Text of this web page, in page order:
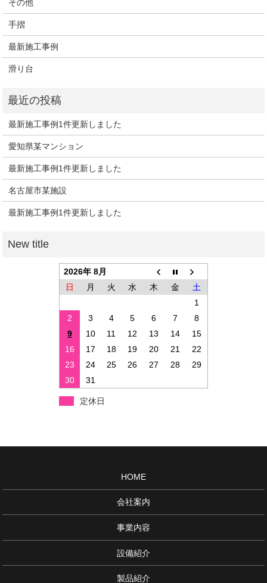
その他
手摺
最新施工事例
滑り台
最新施工事例1件更新しました
愛知県某マンション
最新施工事例1件更新しました
名古屋市某施設
最新施工事例1件更新しました
2026年 8月
日
月 火 水 木 金
土
1
2
3 4 5 6 7
8
9
10 11 12 13 14
15
16
17 18 19 20 21
22
23
24 25 26 27 28
29
30
31
定休日
HOME
会社案内
事業内容
設備紹介
製品紹介